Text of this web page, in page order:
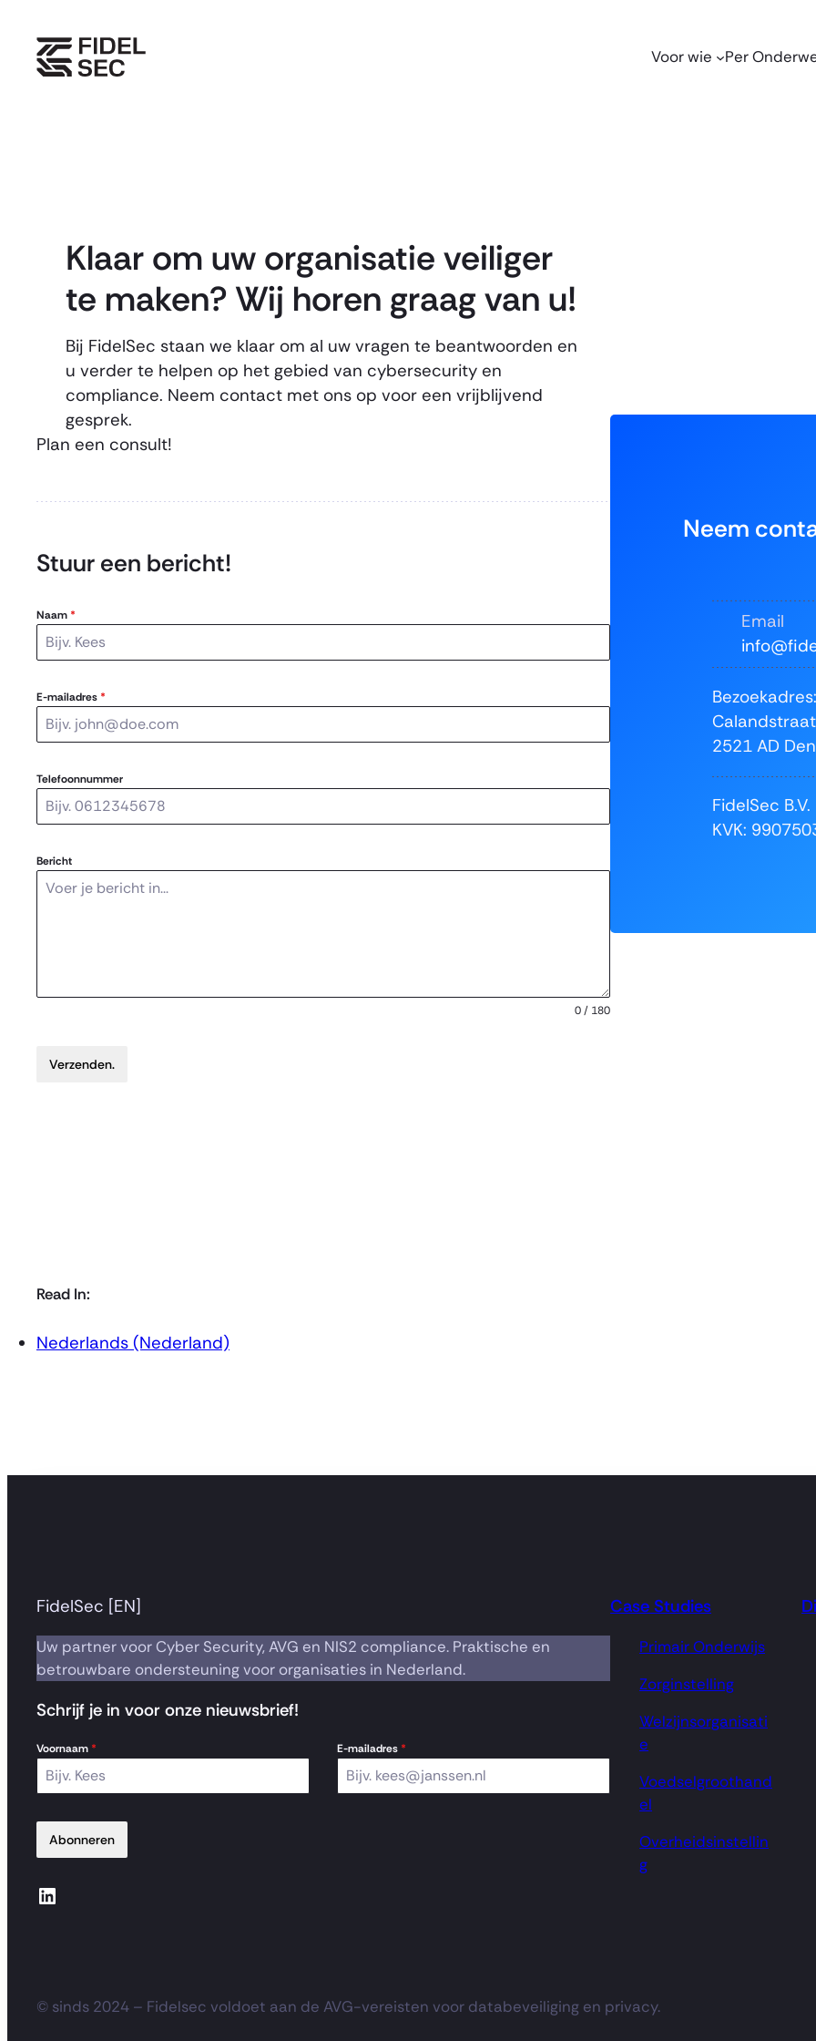
content
Voor wie Per
Klaar om uw organisatie veiliger
te maken? Wij horen graag van u!
Bij FidelSec staan we klaar om al uw vragen te beantwoorden en
u verder te helpen op het gebied van cybersecurity en
compliance. Neem contact met ons op voor een vrijblijvend
gesprek.
Plan een consult!
Stuur een bericht!
Naam *
E-mailadres *
Telefoonnummer
Bericht
0 / 180
Verzenden.
Neem
Email
Bezoekadres:
2521 AD
FidelSec B.V.
KVK:
Read In:
Nederlands (Nederland)
FidelSec [EN]
Uw partner voor Cyber Security, AVG en NIS2 compliance. Praktische en
betrouwbare ondersteuning voor organisaties in Nederland.
Schrijf je in voor onze nieuwsbrief!
Voornaam * E-mailadres *
Abonneren
LinkedIn
Case Studies
Primair Onderwijs
Zorginstelling
Welzijnsorganisati
e
Voedselgroothand
el
Overheidsinstellin
g
© sinds 2024 – Fidelsec voldoet aan de AVG-vereisten voor databeveiliging en privacy.